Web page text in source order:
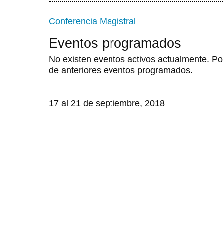
Conferencia Magistral
Eventos programados
No existen eventos activos actualmente.
de anteriores eventos programados.
17 al 21 de septiembre, 2018